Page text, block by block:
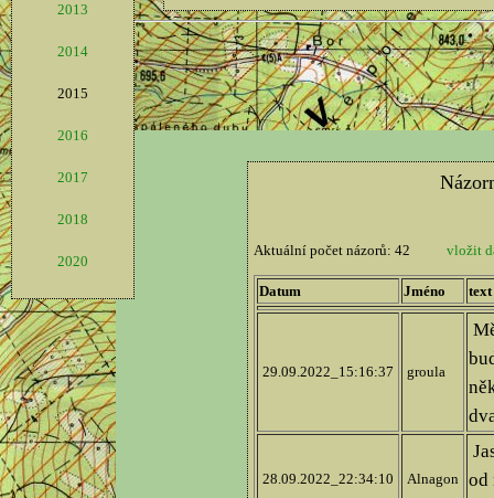
2013
2014
2015
2016
2017
2018
2020